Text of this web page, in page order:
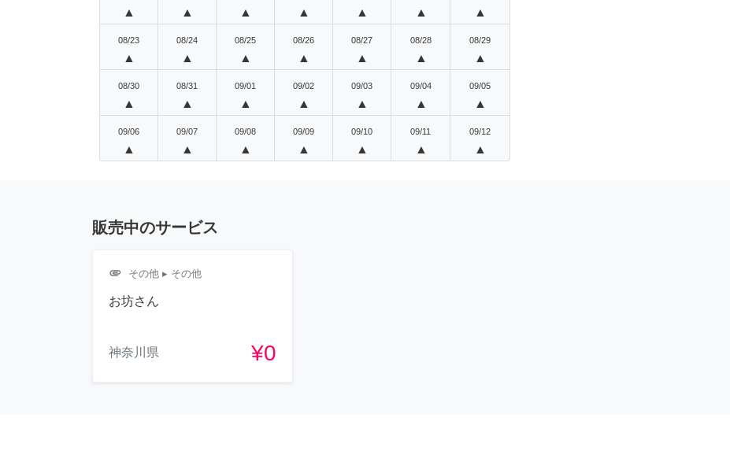
▲ ▲ ▲ ▲ ▲ ▲ ▲
08/23
▲
08/24
▲
08/25
▲
08/26
▲
08/27
▲
08/28
▲
08/29
▲
08/30
▲
08/31
▲
09/01
▲
09/02
▲
09/03
▲
09/04
▲
09/05
▲
09/06
▲
09/07
▲
09/08
▲
09/09
▲
09/10
▲
09/11
▲
09/12
▲
販売中のサービス
attachment その他 ▸ その他
お坊さん
神奈川県 ¥0